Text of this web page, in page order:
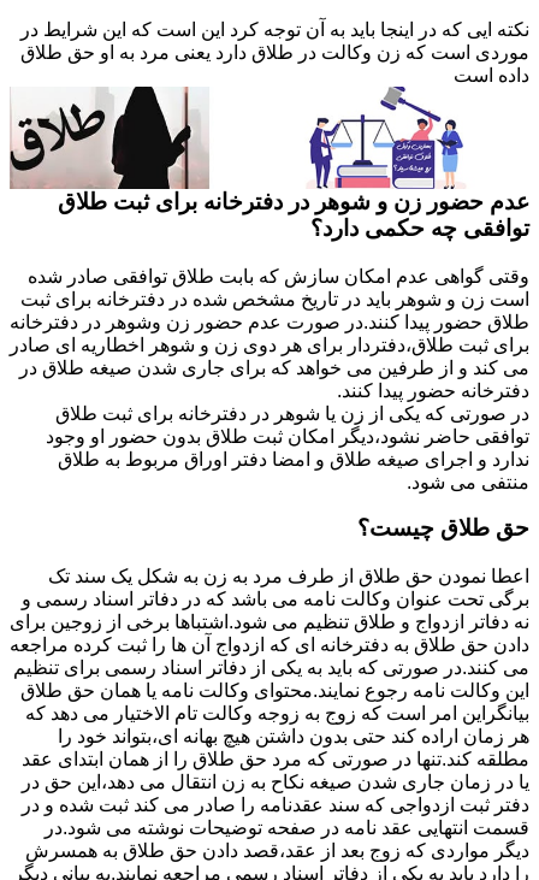
نکته ایی که در اینجا باید به آن توجه کرد این است که این شرایط در
موردی است که زن وکالت در طلاق دارد یعنی مرد به او حق طلاق
داده است
عدم حضور زن و شوهر در دفترخانه برای ثبت طلاق
توافقی چه حکمی دارد؟
وقتی گواهی عدم امکان سازش که بابت طلاق توافقی صادر شده
است زن و شوهر باید در تاریخ مشخص شده در دفترخانه برای ثبت
طلاق حضور پیدا کنند.در صورت عدم حضور زن وشوهر در دفترخانه
برای ثبت طلاق،دفتردار برای هر دوی زن و شوهر اخطاریه ای صادر
می کند و از طرفین می خواهد که برای جاری شدن صیغه طلاق در
دفترخانه حضور پیدا کنند.
در صورتی که یکی از زن یا شوهر در دفترخانه برای ثبت طلاق
توافقی حاضر نشود،دیگر امکان ثبت طلاق بدون حضور او وجود
ندارد و اجرای صیغه طلاق و امضا دفتر اوراق مربوط به طلاق
منتفی می شود.
حق طلاق چیست؟
اعطا نمودن حق طلاق از طرف مرد به زن به شکل یک سند تک
برگی تحت عنوان وکالت نامه می باشد که در دفاتر اسناد رسمی و
نه دفاتر ازدواج و طلاق تنظیم می شود.اشتباها برخی از زوجین برای
دادن حق طلاق به دفترخانه ای که ازدواج آن ها را ثبت کرده مراجعه
می کنند.در صورتی که باید به یکی از دفاتر اسناد رسمی برای تنظیم
این وکالت نامه رجوع نمایند.محتوای وکالت نامه یا همان حق طلاق
بیانگراین امر است که زوج به زوجه وکالت تام الاختیار می دهد که
هر زمان اراده کند حتی بدون داشتن هیچ بهانه ای،بتواند خود را
مطلقه کند.تنها در صورتی که مرد حق طلاق را از همان ابتدای عقد
یا در زمان جاری شدن صیغه نکاح به زن انتقال می دهد،این حق در
دفتر ثبت ازدواجی که سند عقدنامه را صادر می کند ثبت شده و در
قسمت انتهایی عقد نامه در صفحه توضیحات نوشته می شود.در
دیگر مواردی که زوج بعد از عقد،قصد دادن حق طلاق به همسرش
را دارد باید به یکی از دفاتر اسناد رسمی مراجعه نمایند.به بیانی دیگر